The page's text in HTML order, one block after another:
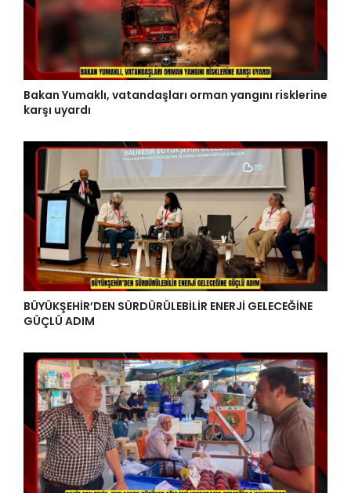
Bakan Yumaklı, vatandaşları orman yangını risklerine
karşı uyardı
BÜYÜKŞEHİR’DEN SÜRDÜRÜLEBİLİR ENERJİ GELECEĞİNE
GÜÇLÜ ADIM